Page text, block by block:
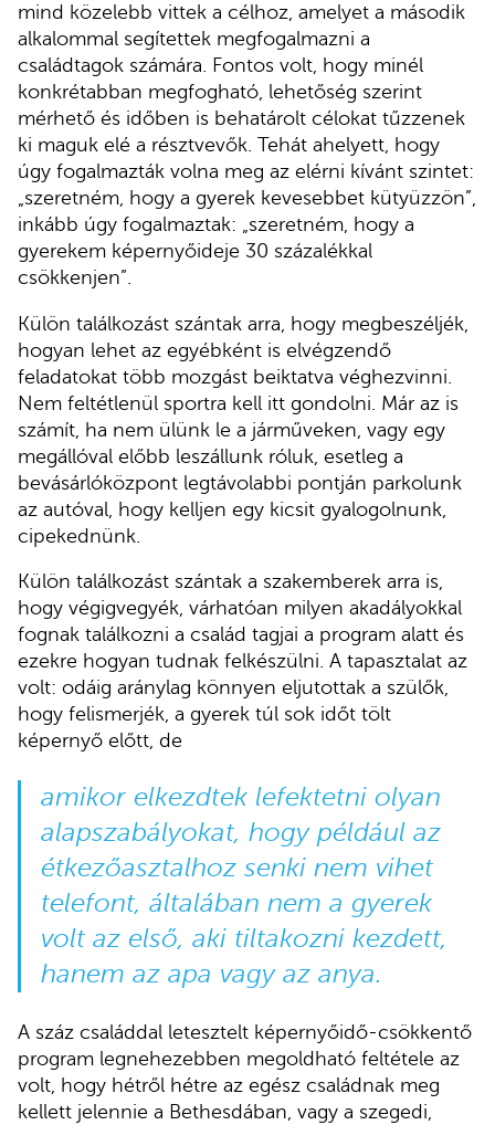
mind közelebb vittek a célhoz, amelyet a második
alkalommal segítettek megfogalmazni a
családtagok számára. Fontos volt, hogy minél
konkrétabban megfogható, lehetőség szerint
mérhető és időben is behatárolt célokat tűzzenek
ki maguk elé a résztvevők. Tehát ahelyett, hogy
úgy fogalmazták volna meg az elérni kívánt szintet:
„szeretném, hogy a gyerek kevesebbet kütyüzzön”,
inkább úgy fogalmaztak: „szeretném, hogy a
gyerekem képernyőideje 30 százalékkal
csökkenjen”.
Külön találkozást szántak arra, hogy megbeszéljék,
hogyan lehet az egyébként is elvégzendő
feladatokat több mozgást beiktatva véghezvinni.
Nem feltétlenül sportra kell itt gondolni. Már az is
számít, ha nem ülünk le a járműveken, vagy egy
megállóval előbb leszállunk róluk, esetleg a
bevásárlóközpont legtávolabbi pontján parkolunk
az autóval, hogy kelljen egy kicsit gyalogolnunk,
cipekednünk.
Külön találkozást szántak a szakemberek arra is,
hogy végigvegyék, várhatóan milyen akadályokkal
fognak találkozni a család tagjai a program alatt és
ezekre hogyan tudnak felkészülni. A tapasztalat az
volt: odáig aránylag könnyen eljutottak a szülők,
hogy felismerjék, a gyerek túl sok időt tölt
képernyő előtt, de
amikor elkezdtek lefektetni olyan
alapszabályokat, hogy például az
étkezőasztalhoz senki nem vihet
telefont, általában nem a gyerek
volt az első, aki tiltakozni kezdett,
hanem az apa vagy az anya.
A száz családdal letesztelt képernyőidő-csökkentő
program legnehezebben megoldható feltétele az
volt, hogy hétről hétre az egész családnak meg
kellett jelennie a Bethesdában, vagy a szegedi,